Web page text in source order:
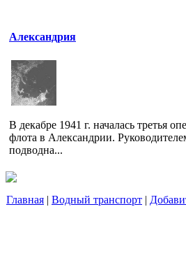
Александрия
В декабре 1941 г. началась третья
флота в Александрии.
подводна...
Главная | Водный транспорт |